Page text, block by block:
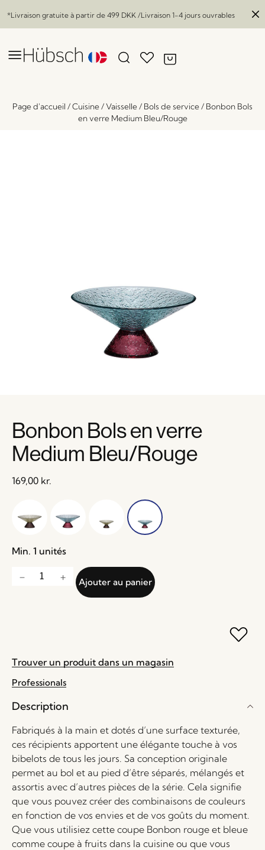
*Livraison gratuite à partir de 499 DKK /Livraison 1-4 jours ouvrables
Page d'accueil /Cuisine/Vaisselle/ Bols de service/ Bonbon Bols
en verre Medium Bleu/Rouge
Bonbon Bols en verre
Medium Bleu/Rouge
169,00 kr.
Min. 1 unités
Ajouter au panier
Trouver un produit dans un magasin
Professionals
Description
Fabriqués à la main et dotés d’une surface texturée,
ces récipients apportent une élégante touche à vos
bibelots de tous les jours. Sa conception originale
permet au bol et au pied d’être séparés, mélangés et
assortis avec d’autres pièces de la série. Cela signifie
que vous pouvez créer des combinaisons de couleurs
en fonction de vos envies et de vos goûts du moment.
Que vous utilisiez cette coupe Bonbon rouge et bleue
comme coupe à fruits dans la cuisine ou que vous